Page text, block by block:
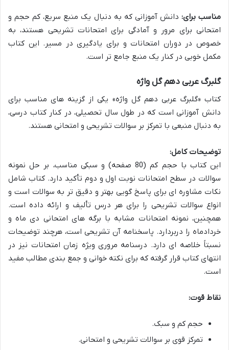
مناسب برای: دانش آموزانی که به دنبال یک منبع سریع، کم حجم و
امتحانی برای مرور و آمادگی برای امتحانات تشریحی هستند، به
خصوص در دوران امتحانات و برای یادگیری در مسیر. این کتاب
مکمل خوبی در کنار یک منبع جامع تر است.
گلبرگ عربی دهم گل واژه
کتاب «گلبرگ عربی دهم گل واژه» یکی از گزینه های مناسب برای
دانش آموزانی است که در طول سال تحصیلی، در کنار کتاب درسی،
به دنبال منبعی با تمرکز بر سوالات تشریحی و امتحانی هستند.
توضیحات کامل:
این کتاب با حجم کم (80 صفحه) و سبکی مناسب، بر حل نمونه
سوالات در سطح امتحانات نوبت اول و دوم تأکید دارد. کتاب شامل
نکات مشاوره ای برای پاسخ گویی بهتر و دقیق تر به سوالات است و
انواع سوالات تشریحی را برای هر درس تألیف و ارائه داده است.
همچنین، نمونه امتحانات مشابه با برگه های امتحانی دی ماه و
خردادماه را دربردارد. پاسخنامه آن تشریحی است، هرچند توضیحات
نسبتاً خلاصه ای دارد. درسنامه مروری ویژه زمان امتحانات نیز در
انتهای کتاب قرار گرفته که برای نکته خوانی و جمع بندی مطالب مفید
است.
نقاط قوت:
حجم کم و سبک.
تمرکز قوی بر سوالات تشریحی و امتحانی.